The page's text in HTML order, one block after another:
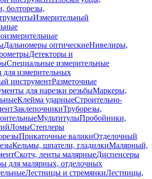
болторезы,
Измерительный
Дальномеры оптическиеНивелиры,
Детекторы и
Специальные измерительные
для измерительных
инструментРазметочные
для нарезки резьбыМаркеры,
Клейма ударныеСтроительно-
ЗаклепочникиТруборезы,
МультитулыПробойники,
ЛомыСтеплеры
Прикаточные валикиОтделочный
Кельмы, шпатели, гладилкиМалярный,
Скотч, ленты малярныеДиспенсеры
для малярных, отделочных
Лестницы и стремянкиЛестницы,